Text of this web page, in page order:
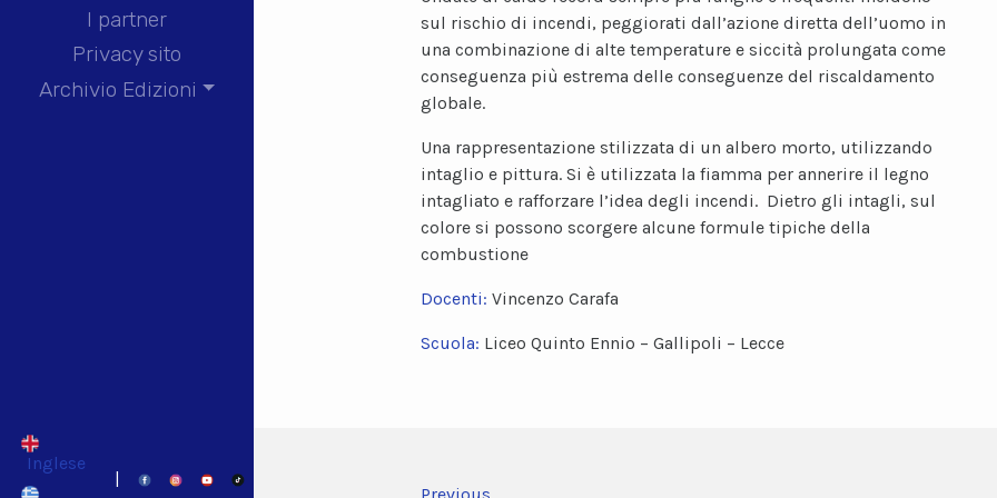
I partner
Privacy sito
Archivio Edizioni
Inglese
|
sul rischio di incendi, peggiorati dall’azione diretta dell’uomo in
una combinazione di alte temperature e siccità prolungata come
conseguenza più estrema delle conseguenze del riscaldamento
globale.
Una rappresentazione stilizzata di un albero morto, utilizzando
intaglio e pittura. Si è utilizzata la fiamma per annerire il legno
intagliato e rafforzare l’idea degli incendi. Dietro gli intagli, sul
colore si possono scorgere alcune formule tipiche della
combustione
Docenti: Vincenzo Carafa
Scuola: Liceo Quinto Ennio – Gallipoli – Lecce